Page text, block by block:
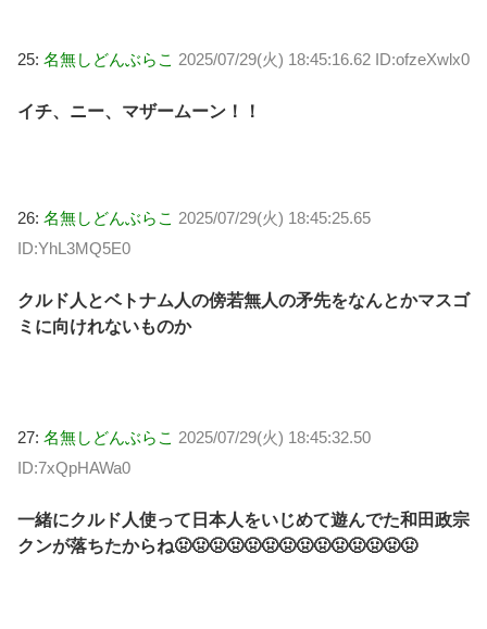
25: 名無しどんぶらこ 2025/07/29(火) 18:45:16.62 ID:ofzeXwlx0
イチ、ニー、マザームーン！！
26: 名無しどんぶらこ 2025/07/29(火) 18:45:25.65
ID:YhL3MQ5E0
クルド人とベトナム人の傍若無人の矛先をなんとかマスゴ
ミに向けれないものか
27: 名無しどんぶらこ 2025/07/29(火) 18:45:32.50
ID:7xQpHAWa0
一緒にクルド人使って日本人をいじめて遊んでた和田政宗
クンが落ちたからね🤢🤢🤢🤢🤢🤢🤢🤢🤢🤢🤢🤢🤢🤢